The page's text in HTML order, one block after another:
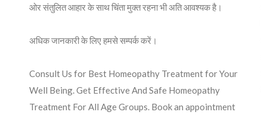
ओर संतुलित आहार के साथ चिंता मुक्त रहना भी अति आवश्यक है।
अधिक जानकारी के लिए हमसे सम्पर्क करें।
Consult Us for Best Homeopathy Treatment for Your
Well Being. Get Effective And Safe Homeopathy
Treatment For All Age Groups. Book an appointment